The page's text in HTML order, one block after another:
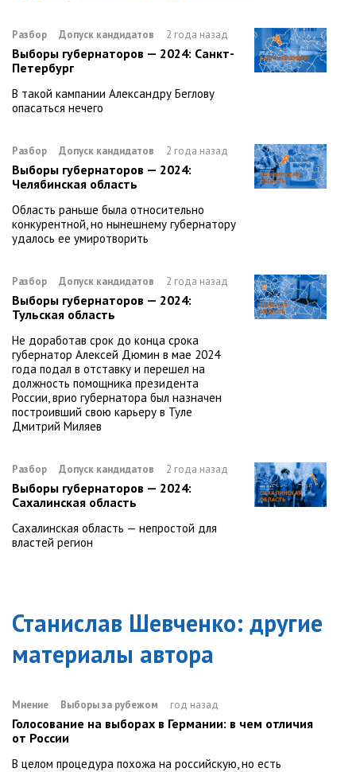
Разбор Допуск кандидатов 2 года назад
Выборы губернаторов — 2024: Санкт-
Петербург
В такой кампании Александру Беглову
опасаться нечего
Разбор Допуск кандидатов 2 года назад
Выборы губернаторов — 2024:
Челябинская область
Область раньше была относительно
конкурентной, но нынешнему губернатору
удалось ее умиротворить
Разбор Допуск кандидатов 2 года назад
Выборы губернаторов — 2024:
Тульская область
Не доработав срок до конца срока
губернатор Алексей Дюмин в мае 2024
года подал в отставку и перешел на
должность помощника президента
России, врио губернатора был назначен
построивший свою карьеру в Туле
Дмитрий Миляев
Разбор Допуск кандидатов 2 года назад
Выборы губернаторов — 2024:
Сахалинская область
Сахалинская область — непростой для
властей регион
Станислав Шевченко: другие
материалы автора
Мнение Выборы за рубежом год назад
Голосование на выборах в Германии: в чем отличия
от России
В целом процедура похожа на российскую, но есть